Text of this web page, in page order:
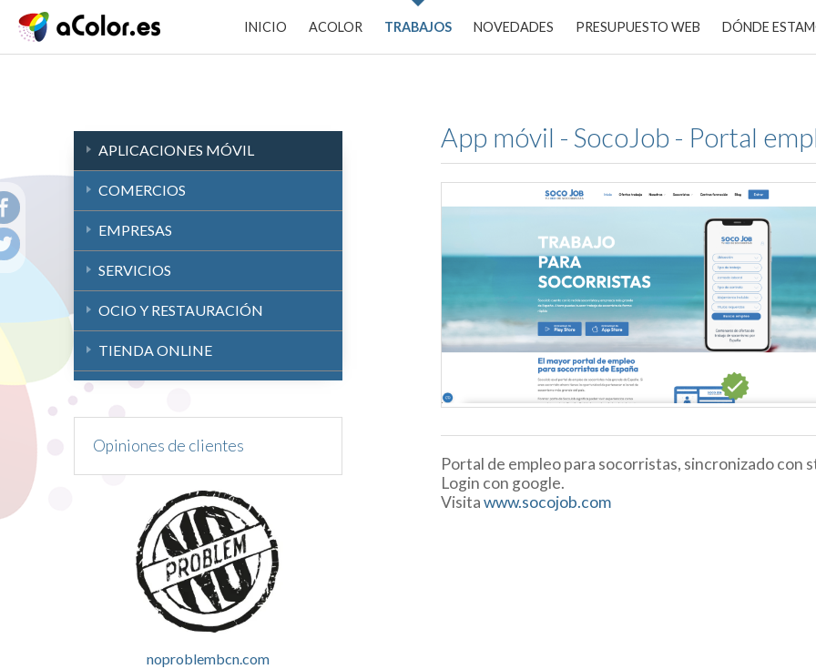
INICIO ACOLOR TRABAJOS NOVEDADES PRESUPUESTO WEB DÓNDE
APLICACIONES MÓVIL
COMERCIOS
EMPRESAS
SERVICIOS
OCIO Y RESTAURACIÓN
TIENDA ONLINE
Opiniones de clientes
noproblembcn.com
App móvil - SocoJob - Portal
Portal de empleo para socorristas, sincronizado con
Login con google.
Visitawww.socojob.com